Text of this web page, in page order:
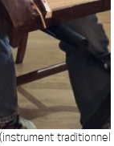
traditionnel